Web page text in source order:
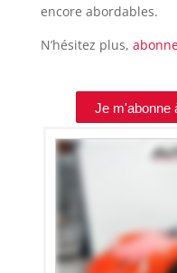
encore abordables.
N’hésitez plus,
Je m'abonne